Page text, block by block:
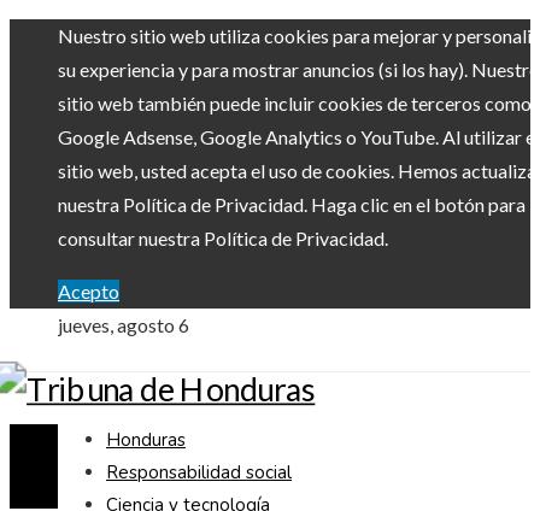
Nuestro sitio web utiliza cookies para mejorar y
su experiencia y para mostrar anuncios (si los hay). Nuestro
sitio web también puede incluir cookies de terceros como
Google Adsense, Google Analytics o YouTube. Al utilizar el
sitio web, usted acepta el uso de cookies. Hemos
nuestra Política de Privacidad. Haga clic en el botón para
consultar nuestra Política de Privacidad.
Acepto
jueves, agosto 6
Honduras
Responsabilidad social
Ciencia y tecnología